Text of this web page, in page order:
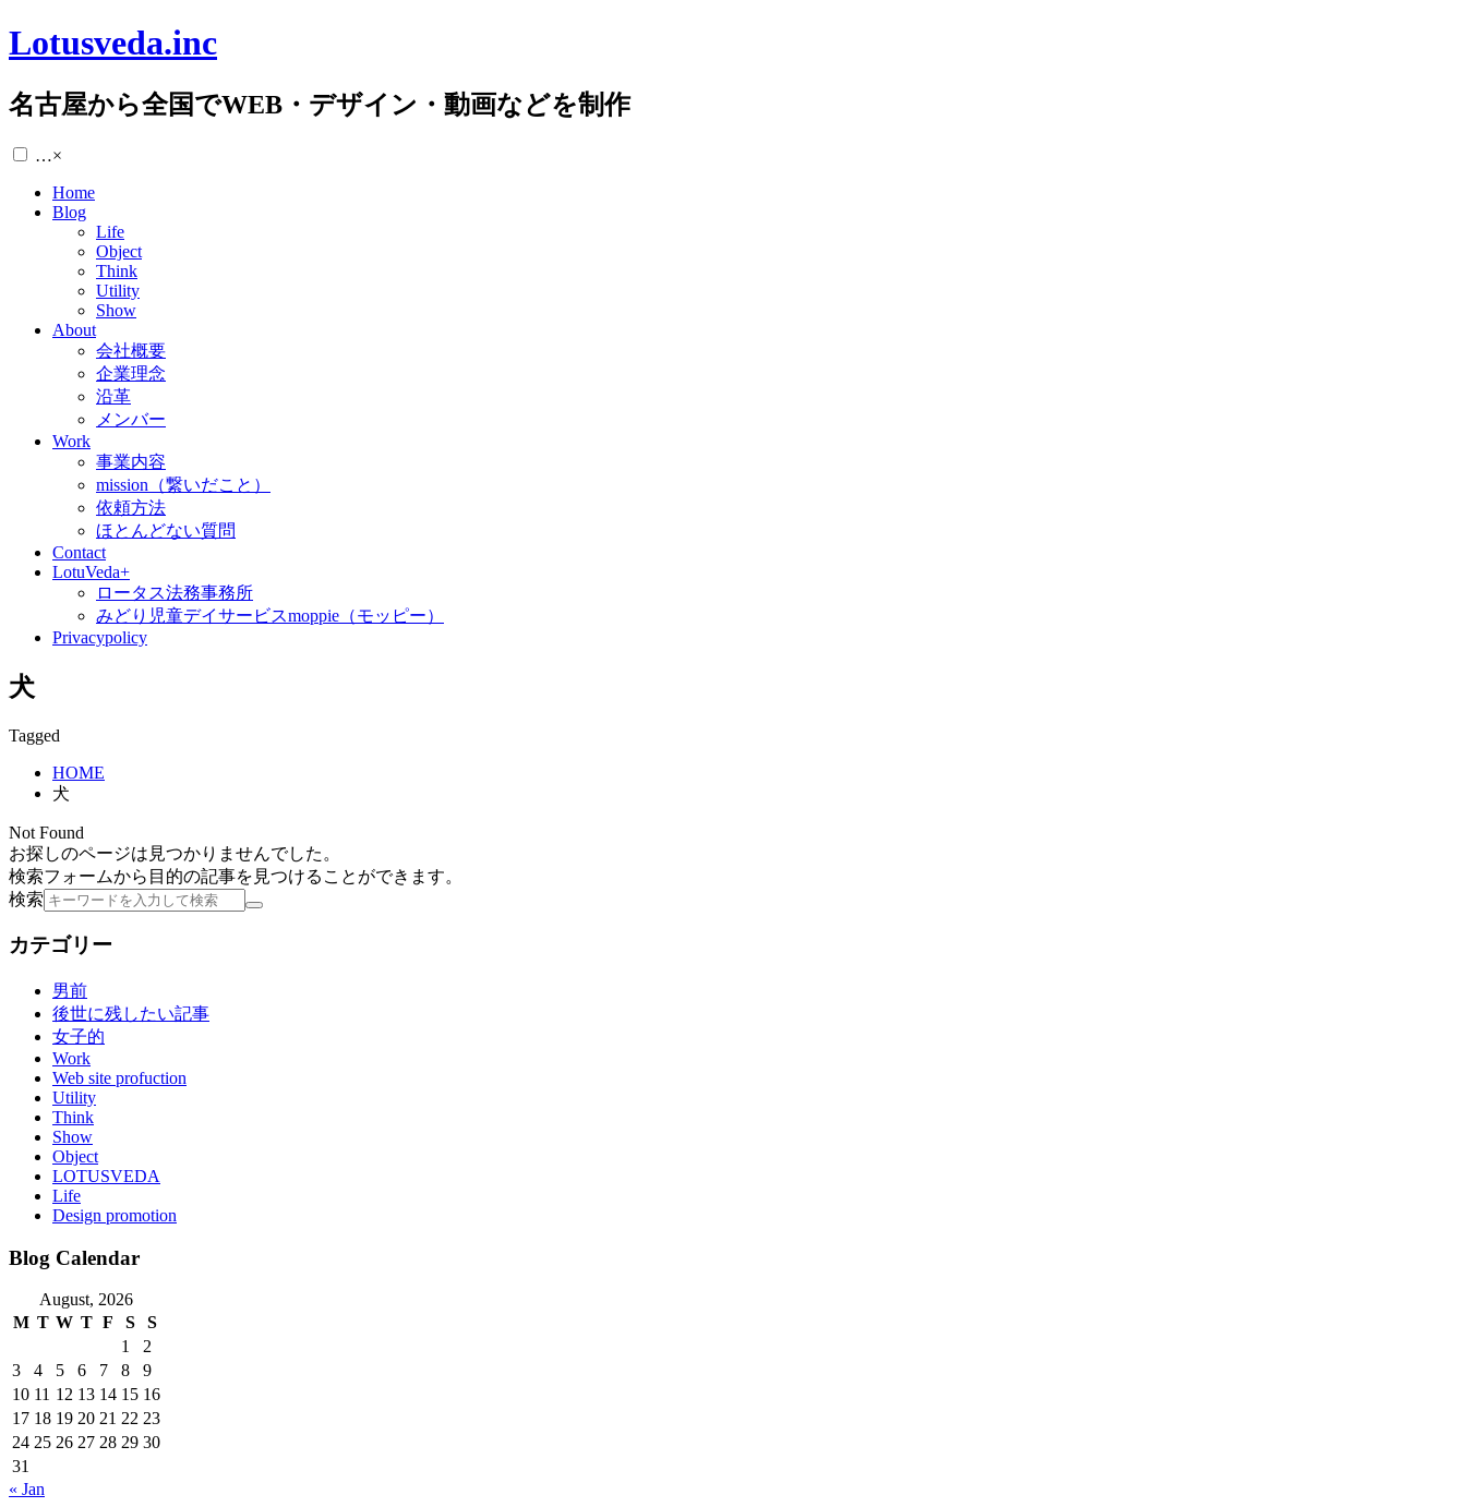
Lotusveda.inc
名古屋から全国でWEB・デザイン・動画などを制作
…×
Home
Blog
Life
Object
Think
Utility
Show
About
会社概要
企業理念
沿革
メンバー
Work
事業内容
mission（繋いだこと）
依頼方法
ほとんどない質問
Contact
LotuVeda+
ロータス法務事務所
みどり児童デイサービスmoppie（モッピー）
Privacypolicy
犬
Tagged
HOME
犬
Not Found
お探しのページは見つかりませんでした。
検索フォームから目的の記事を見つけることができます。
検索
カテゴリー
男前
後世に残したい記事
女子的
Work
Web site profuction
Utility
Think
Show
Object
LOTUSVEDA
Life
Design promotion
Blog Calendar
August, 2026
M T W T F S
S
1
2
3
4 5 6 7 8
9
10 11 12 13 14 15 16
17 18 19 20 21 22 23
24 25 26 27 28 29 30
31
« Jan